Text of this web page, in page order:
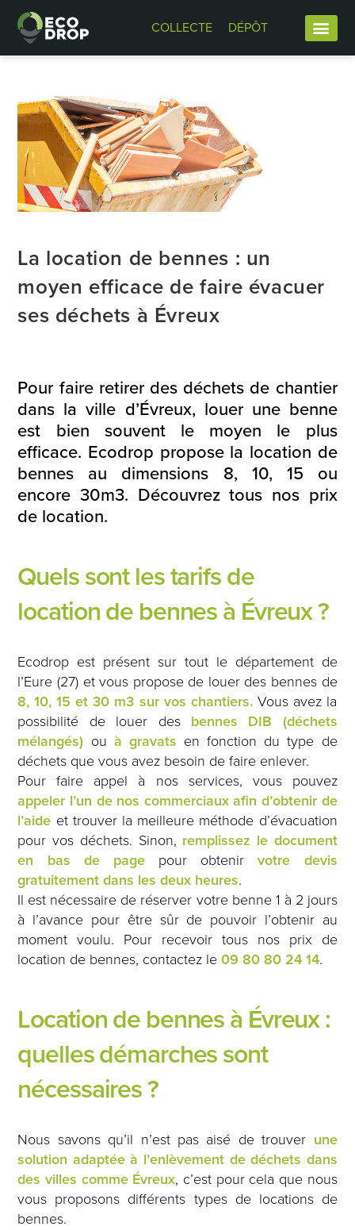
COLLECTE DÉPÔT
La location de bennes : un
moyen efficace de faire évacuer
ses déchets à Évreux
Pour faire retirer des déchets de chantier
dans la ville d’Évreux, louer une benne
est bien souvent le moyen le plus
efficace. Ecodrop propose la location de
bennes au dimensions 8, 10, 15 ou
encore 30m3. Découvrez tous nos prix
de location.
Quels sont les tarifs de
location de bennes à Évreux ?
Ecodrop est présent sur tout le département de
l’Eure (27) et vous propose de louer des bennes de
8, 10, 15 et 30 m3 sur vos chantiers.Vous avez la
possibilité de louer desbennes DIB (déchets
mélangés) ou à gravats en fonction du type de
déchets que vous avez besoin de faire enlever.
Pour faire appel à nos services, vous pouvez
appeler l’un de nos commerciaux afin d’obtenir de
l’aide et trouver la meilleure méthode d’évacuation
pour vos déchets. Sinon, remplissez le document
en bas de pagepour obtenirvotre devis
gratuitement dans les deux heures.
Il est nécessaire de réserver votre benne 1 à 2 jours
à l’avance pour être sûr de pouvoir l’obtenir au
moment voulu. Pour recevoir tous nos prix de
location de bennes, contactez le09 80 80 24 14.
Location de bennes à Évreux :
quelles démarches sont
nécessaires ?
Nous savons qu’il n’est pas aisé de trouver une
solution adaptée à l’enlèvement de déchets dans
des villes comme Évreux, c’est pour cela que nous
vous proposons différents types de locations de
bennes.